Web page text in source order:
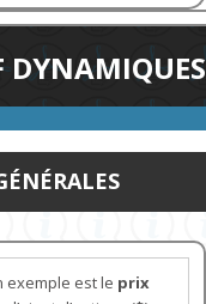
DYNAMIQUES
exemple est le prix